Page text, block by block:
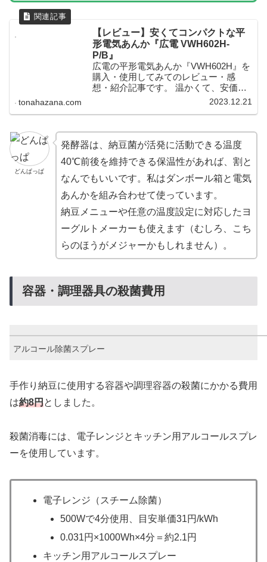
【レビュー】安くてコンパクトな平
形電気あんか『広電 VWH602H-
P/B』
広電の平形電気あんか『VWH602H』を
購入・使用してみてのレビュー・感
想・紹介記事です。 温かくて、安価
で、コンパクトで、電気代も安い、シ
tonahazana.com 2023.12.21
どんぱっぱ
発酵器は、納豆菌が活発に活動できる温度
40℃前後を維持できる保温性があれば、割と
なんでもいいです。私はダンボール箱と電気
あんかを組み合わせて使っています。
納豆メニューや任意の温度設定に対応したヨ
ーグルトメーカーも使えます（むしろ、こち
らのほうがメジャーかもしれません）。
容器・調理器具の殺菌費用
アルコール除菌スプレー
手作り納豆に使用する容器や調理容器の殺菌にかかる費用
は約8円としました。
殺菌消毒には、電子レンジとキッチン用アルコールスプレ
ーを使用しています。
電子レンジ（スチーム除菌）
500Wで4分使用、目安単価31円/kWh
0.031円×1000Wh×4分＝約2.1円
キッチン用アルコールスプレー